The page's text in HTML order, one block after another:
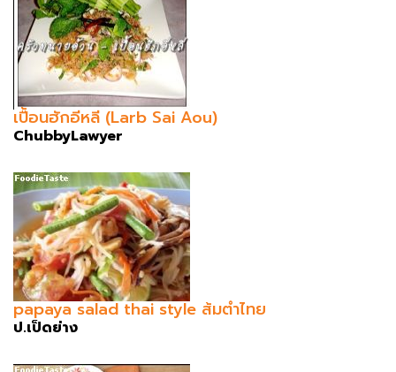
เปื้อนฮักอีหลี (Larb Sai Aou)
ChubbyLawyer
papaya salad thai style ส้มตำไทย
ป.เป็ดย่าง